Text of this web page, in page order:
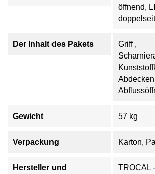
öffnend,
Der Inhalt des Pakets
Griff ,
Gewicht 57 kg
Verpackung Karton,
Hersteller und
TROCAL